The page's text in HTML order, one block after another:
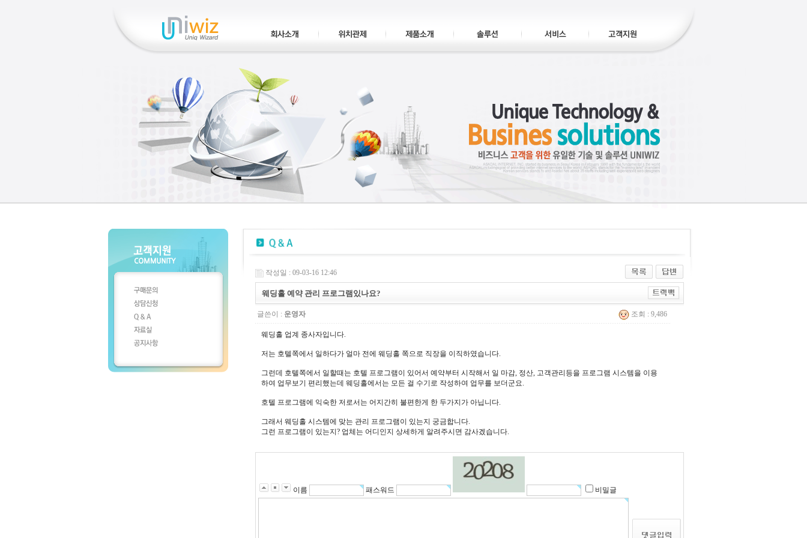
작성일 : 09-03-16 12:46
웨딩홀 예약 관리 프로그램있나요?
글쓴이 : 운영자 조회 : 9,486
웨딩홀 업계 종사자입니다.
저는 호텔쪽에서 일하다가 얼마 전에 웨딩홀 쪽으로 직장을 이직하였습니다.
그런데 호텔쪽에서 일할때는 호텔 프로그램이 있어서 예약부터 시작해서 일 마감, 정산, 고객관리등을 프로그램 시스템을 이용
하여 업무보기 편리했는데 웨딩홀에서는 모든 걸 수기로 작성하여 업무를 보더군요.
호텔 프로그램에 익숙한 저로서는 어지간히 불편한게 한 두가지가 아닙니다.
그래서 웨딩홀 시스템에 맞는 관리 프로그램이 있는지 궁금합니다.
그런 프로그램이 있는지? 업체는 어디인지 상세하게 알려주시면 감사겠습니다.
이름 패스워드 비밀글